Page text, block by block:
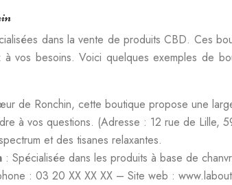
dans la vente de produits CBD. Ces
vos besoins. Voici quelques exemples de
de Ronchin, cette boutique propose une
à vos questions. (Adresse : 12 rue de
et des tisanes relaxantes.
: Spécialisée dans les produits à base de
: 03 20 XX XX XX – Site web :